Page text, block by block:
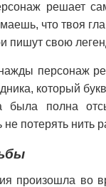
решает
что твоя
пишут свою
персонаж
который
была полна
потерять нить
произошла во